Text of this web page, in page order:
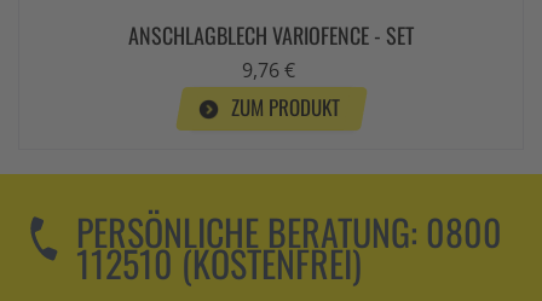
ANSCHLAGBLECH VARIOFENCE - SET
9,76 €
ZUM PRODUKT
PERSÖNLICHE BERATUNG: 0800
112510 (KOSTENFREI)